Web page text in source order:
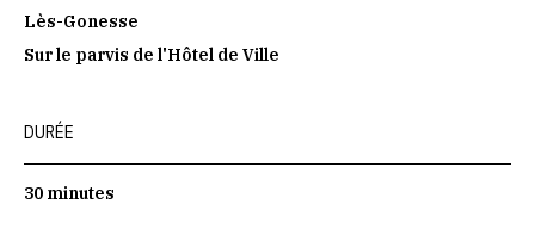
Lès-Gonesse
Sur le parvis de l'Hôtel de Ville
DURÉE
30 minutes